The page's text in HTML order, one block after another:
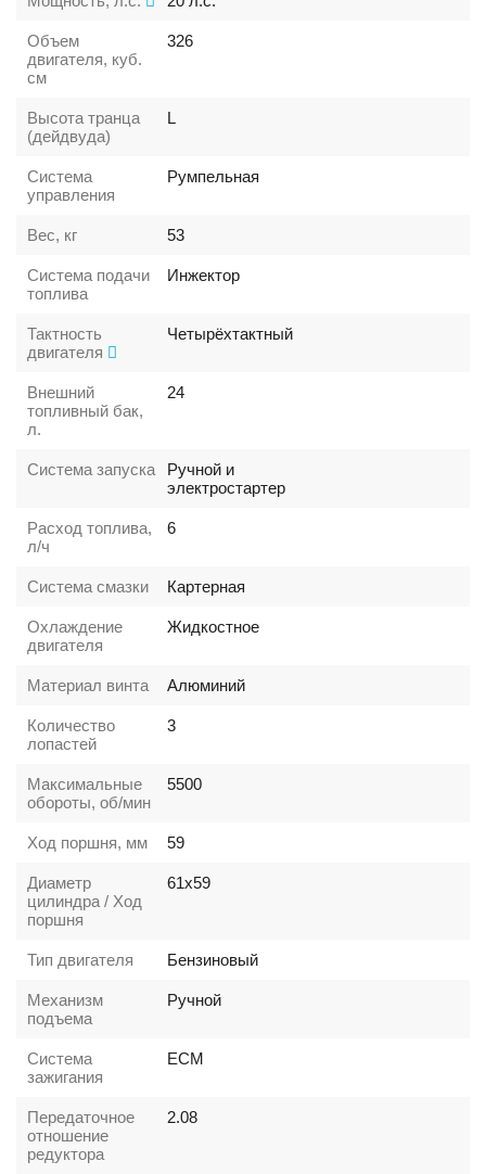
Объем
двигателя, куб.
см
326
Высота транца
(дейдвуда)
L
Система
управления
Румпельная
Вес, кг 53
Система подачи
топлива
Инжектор
Тактность
двигателя
Четырёхтактный
Внешний
топливный бак,
л.
24
Система запуска
Ручной и
электростартер
Расход топлива,
л/ч
6
Система смазки Картерная
Охлаждение
двигателя
Жидкостное
Материал винта Алюминий
Количество
лопастей
3
Максимальные
обороты, об/мин
5500
Ход поршня, мм 59
Диаметр
цилиндра / Ход
поршня
61х59
Тип двигателя Бензиновый
Механизм
подъема
Ручной
Система
зажигания
ECM
Передаточное
отношение
редуктора
2.08